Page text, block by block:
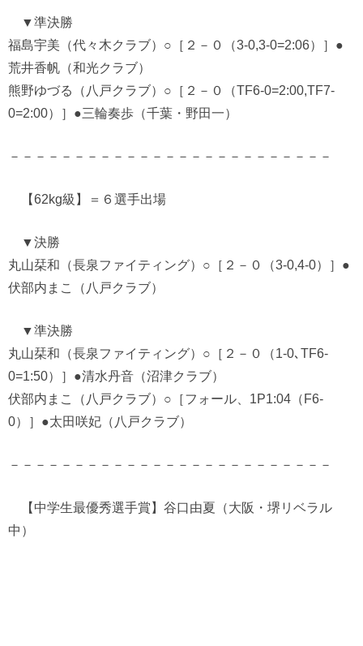
▼準決勝
福島宇美（代々木クラブ）○［２－０（3-0,3-0=2:06）］●
荒井香帆（和光クラブ）
熊野ゆづる（八戸クラブ）○［２－０（TF6-0=2:00,TF7-
0=2:00）］●三輪奏歩（千葉・野田一）
－－－－－－－－－－－－－－－－－－－－－－－－－
【62kg級】＝６選手出場
▼決勝
丸山栞和（長泉ファイティング）○［２－０（3-0,4-0）］●
伏部内まこ（八戸クラブ）
▼準決勝
丸山栞和（長泉ファイティング）○［２－０（1-0､TF6-
0=1:50）］●清水丹音（沼津クラブ）
伏部内まこ（八戸クラブ）○［フォール、1P1:04（F6-
0）］●太田咲妃（八戸クラブ）
－－－－－－－－－－－－－－－－－－－－－－－－－
【中学生最優秀選手賞】谷口由夏（大阪・堺リベラル
中）